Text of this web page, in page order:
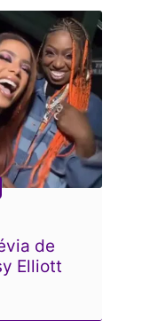
de
Elliott